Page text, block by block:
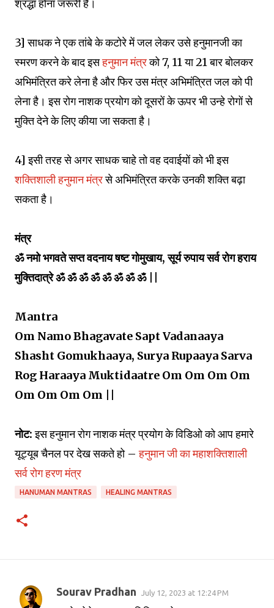
श्रद्धा होना जरूरी है।
3] साधक ने एक तांबे के कटोरे में जल लेकर उसे हनुमानजी का
स्मरण करने के बाद इसहनुमान मंत्रको 7, 11 या 21 बार बोलकर
अभिमंत्रित करे लेना है और फिर उस मंत्र अभिमंत्रित जल को पी
लेना है। इस रोग नाशक प्रयोग को दूसरों के ऊपर भी उन्हे रोगों से
मुक्ति देने के लिए कीया जा सकता है।
4] इसी तरह से अगर साधक चाहे तो वह दवाईयों को भी इस
शक्तिशाली हनुमान मंत्रसे अभिमंत्रित करके उनकी शक्ति बढ़ा
सकता है।
मंत्र
ॐ नमो भगवते सप्त वदनाय षष्ट गोमुखाय, सूर्य रुपाय सर्व रोग हराय
मुक्तिदात्रे ॐ ॐ ॐ ॐ ॐ ॐ ॐ ॐ ||
Mantra
Om Namo Bhagavate Sapt Vadanaaya
Shasht Gomukhaaya, Surya Rupaaya Sarva
Rog Haraaya Muktidaatre Om Om Om Om
Om Om Om Om ||
नोट:इस हनुमान रोग नाशक मंत्र प्रयोग के विडिओ को आप हमारे
यूट्यूब चैनल पर देख सकते हो –हनुमान जी का महाशक्तिशाली
सर्व रोग हरण मंत्र
HANUMAN MANTRAS HEALING MANTRAS
C
Sourav Pradhan July 12, 2023 at 12:24 PM